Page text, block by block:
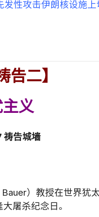
性攻击伊朗核设施
告二】
义
祷告城墙
）教授在世界犹
屠杀纪念日。